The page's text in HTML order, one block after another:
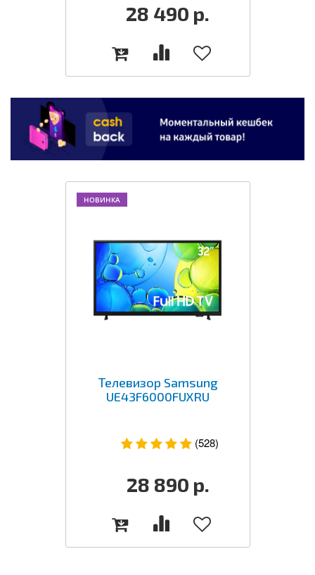
28 490 р.
НОВИНКА
Телевизор Samsung
UE43F6000FUXRU
(528)
28 890 р.